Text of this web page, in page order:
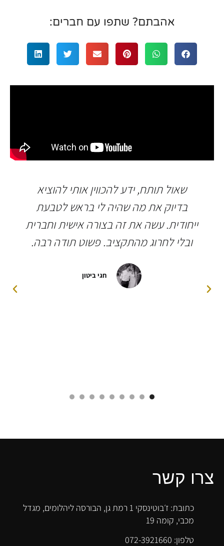
אהבתם? שתפו עם חברים:
שאול תותח, ידע להכווין אותי להוציא
בדיוק את מה שהיה לי בראש לטבעת
ייחודית. עשה את זה בצורה אישית וחברית
ובלי לחרוג מהתקציב. פשוט תודה רבה.
חגי ביטון
צרו קשר
כתובת: ז׳בוטינסקי 1 רמת גן, הבורסה ליהלומים, מגדל
מכבי, קומה 19
טלפון: 072-3921660